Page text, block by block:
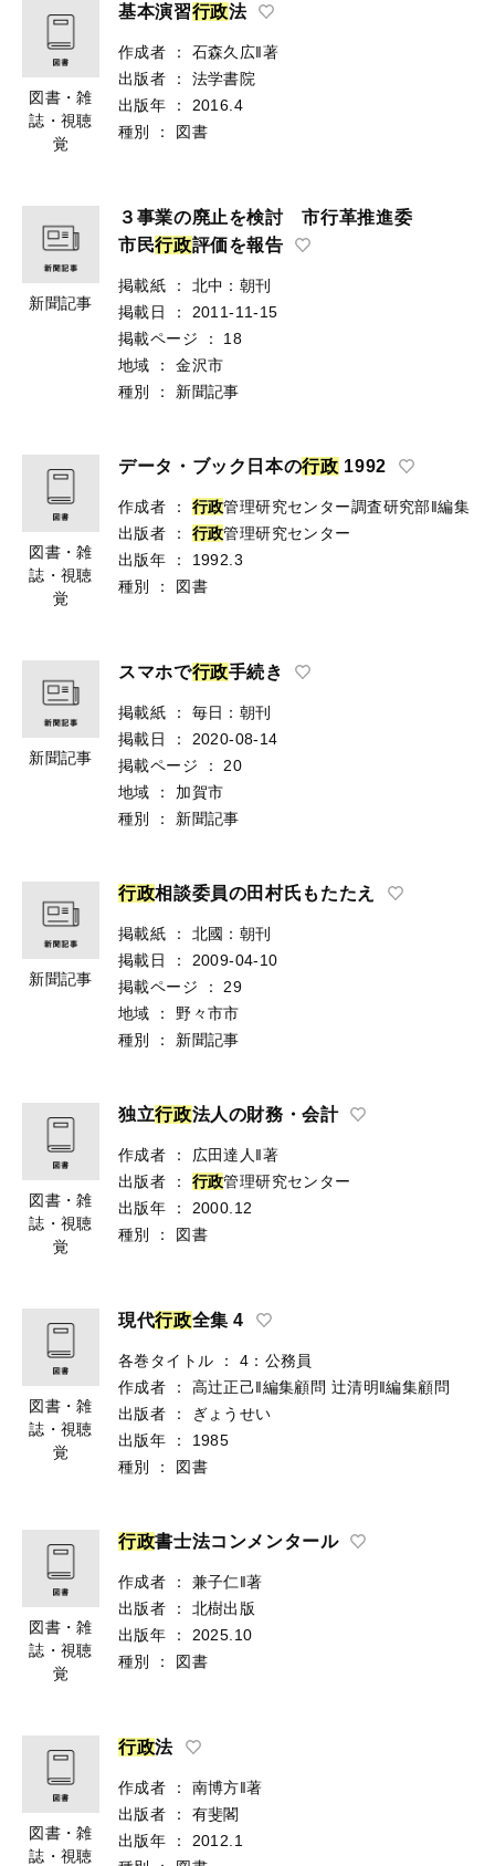
図書・雑
誌・視聴
覚
基本演習行政法
作成者 ：
石森久広‖著
出版者
：
法学書院
出版年
：
2016.4
種別
： 図書
新聞記事
３事業の廃止を検討 市行革推進委
市民行政評価を報告
掲載紙 ：
北中：朝刊
掲載日
：
2011-11-15
掲載ページ
：
18
地域
：
金沢市
種別
： 新聞記事
図書・雑
誌・視聴
覚
データ・ブック日本の行政 1992
作成者 ： 行政管理研究センター調査研究部‖編集
出版者
： 行政管理研究センター
出版年
：
1992.3
種別
： 図書
新聞記事
スマホで行政手続き
掲載紙 ：
毎日：朝刊
掲載日
：
2020-08-14
掲載ページ
：
20
地域
：
加賀市
種別
： 新聞記事
新聞記事
行政相談委員の田村氏もたたえ
掲載紙 ：
北國：朝刊
掲載日
：
2009-04-10
掲載ページ
：
29
地域
：
野々市市
種別
： 新聞記事
図書・雑
誌・視聴
覚
独立行政法人の財務・会計
作成者 ：
広田達人‖著
出版者
： 行政管理研究センター
出版年
：
2000.12
種別
： 図書
図書・雑
誌・視聴
覚
現代行政全集 4
各巻タイトル ：
4：公務員
作成者
： 高辻正己‖編集顧問 辻清明‖編集顧問
出版者
：
ぎょうせい
出版年
：
1985
種別
： 図書
図書・雑
誌・視聴
覚
行政書士法コンメンタール
作成者 ：
兼子仁‖著
出版者
：
北樹出版
出版年
：
2025.10
種別
： 図書
図書・雑
誌・視聴
行政法
作成者 ：
南博方‖著
出版者
：
有斐閣
出版年
：
2012.1